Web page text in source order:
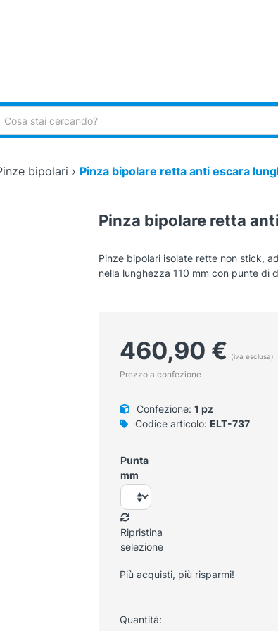
bipolari › Pinza bipolare retta anti escara
Pinza bipolare retta
Pinze bipolari isolate rette non stick,
nella lunghezza 110 mm con punte di
460,90 € (iva esclusa)
Prezzo a confezione
Confezione: 1 pz
Codice articolo: ELT-737
Punta
mm
Ripristina
selezione
Più acquisti, più risparmi!
Quantità: